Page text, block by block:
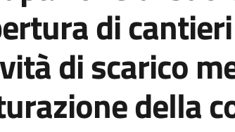
di
di scarico
della